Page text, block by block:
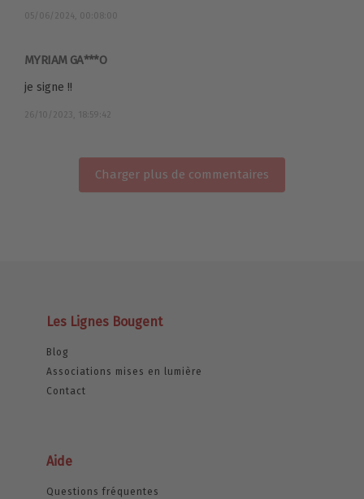
05/06/2024, 00:08:00
MYRIAM GA***O
je signe !!
26/10/2023, 18:59:42
Charger plus de commentaires
Les Lignes Bougent
Blog
Associations mises en lumière
Contact
Aide
Questions fréquentes